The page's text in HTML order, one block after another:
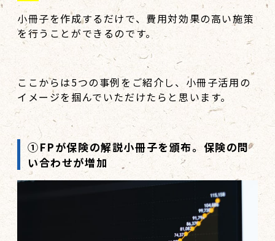
小冊子を作成するだけで、費用対効果の高い施策
を行うことができるのです。
ここからは5つの事例をご紹介し、小冊子活用の
イメージを掴んでいただけたらと思います。
①FPが保険の解説小冊子を頒布。保険の問
い合わせが増加